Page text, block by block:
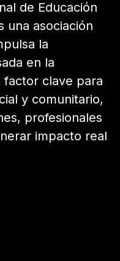
de Educación
una asociación
la
en la
factor clave para
y comunitario,
profesionales
impacto real